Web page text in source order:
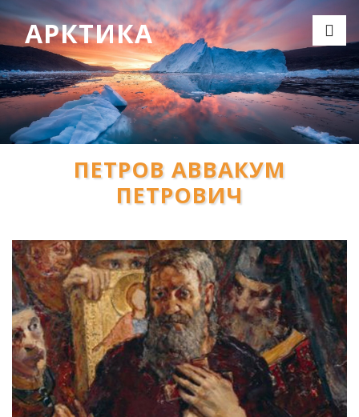
АРКТИКА
ПЕТРОВ АВВАКУМ
ПЕТРОВИЧ